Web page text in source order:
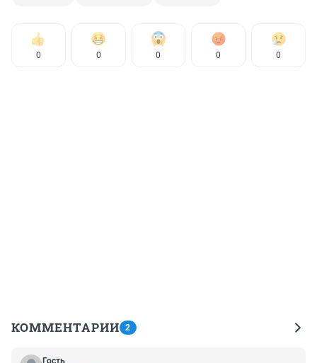
0 0 0 0 0
КОММЕНТАРИИ 2
Гость